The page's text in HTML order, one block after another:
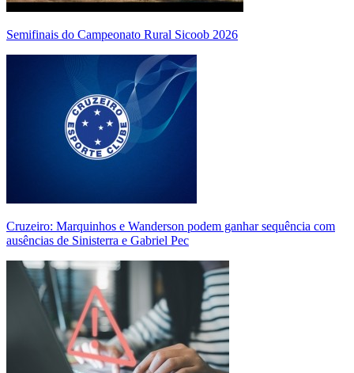
Semifinais do Campeonato Rural Sicoob 2026
Cruzeiro: Marquinhos e Wanderson podem ganhar sequência com
ausências de Sinisterra e Gabriel Pec